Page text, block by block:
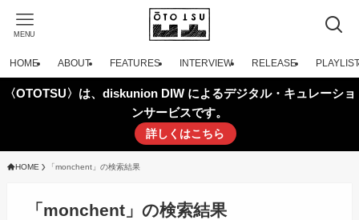
MENU
HOME ABOUT FEATURES INTERVIEW RELEASE PLAYLIST
〈OTOTSU〉は、diskunion DIW によるデジタル・キュレーショ
ンサービスです。
詳しくはこちら
HOME 「monchent」の検索結果
「monchent」の検索結果